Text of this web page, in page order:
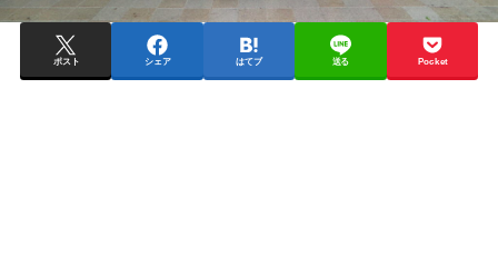
ポスト シェア はてブ 送る Pocket